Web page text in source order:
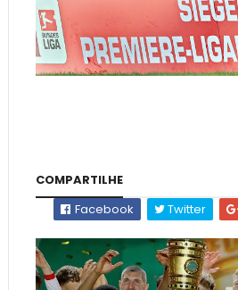
COMPARTILHE
Facebook
Twitter